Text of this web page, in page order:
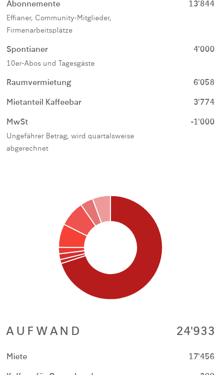
Abonnemente 13'844
Effianer, Community-Mitglieder,
Firmenarbeitsplätze
Spontianer 4'000
10er-Abos und Tagesgäste
Raumvermietung 6'058
Mietanteil Kaffeebar 3'774
MwSt -1'000
Ungefährer Betrag, wird quartalsweise
abgerechnet
AUFWAND 24'933
Miete 17'456